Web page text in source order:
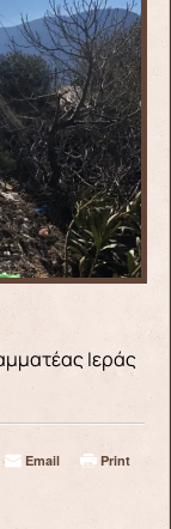
Ιεράς
Email Print